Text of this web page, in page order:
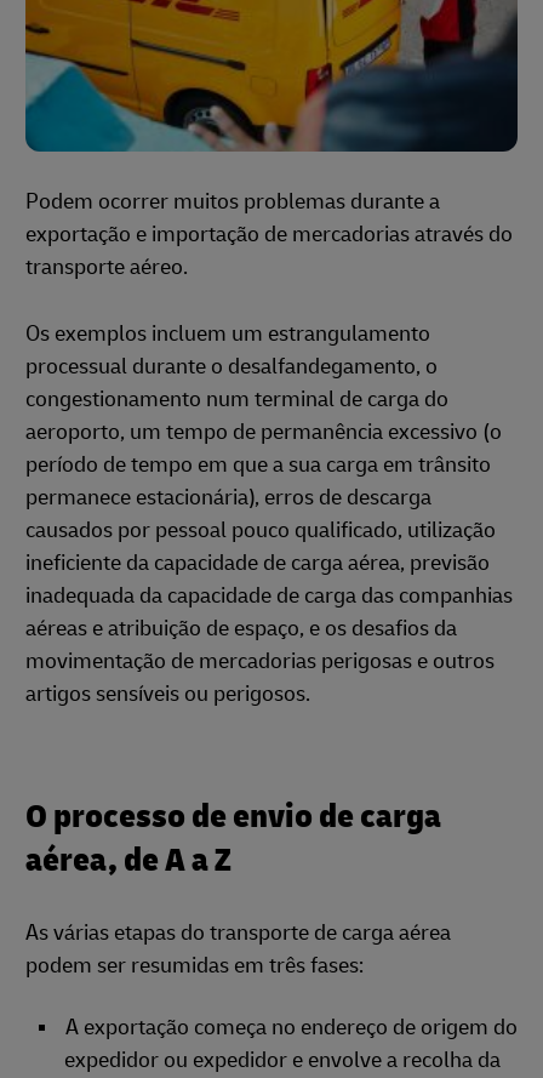
Podem ocorrer muitos problemas durante a
exportação e importação de mercadorias através do
transporte aéreo.
Os exemplos incluem um estrangulamento
processual durante o desalfandegamento, o
congestionamento num terminal de carga do
aeroporto, um tempo de permanência excessivo (o
período de tempo em que a sua carga em trânsito
permanece estacionária), erros de descarga
causados por pessoal pouco qualificado, utilização
ineficiente da capacidade de carga aérea, previsão
inadequada da capacidade de carga das companhias
aéreas e atribuição de espaço, e os desafios da
movimentação de mercadorias perigosas e outros
artigos sensíveis ou perigosos.
O processo de envio de carga
aérea, de A a Z
As várias etapas do transporte de carga aérea
podem ser resumidas em três fases:
A exportação começa no endereço de origem do
expedidor ou expedidor e envolve a recolha da